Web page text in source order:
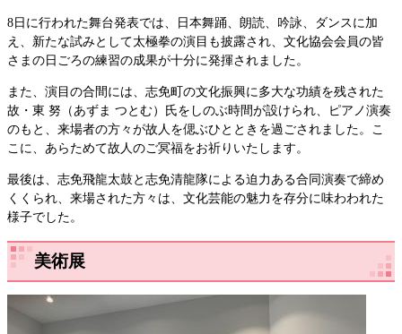
8日に行われた舞台発表では、日本舞踊、朗読、吟詠、ダンスに加
え、新たな試みとして太極拳の演目も披露され、文化協会会員の皆
さまの日ごろの練習の成果が十分に発揮されました。
また、演目の合間には、志免町の文化振興に多大な功績を残された
故・東 努（あずま つとむ）氏をしのぶ時間が設けられ、ピアノ演奏
のもと、来場者の方々が故人を偲ぶひとときを過ごされました。こ
こに、あらためて故人のご冥福をお祈りいたします。
最後は、志免飛龍太鼓と志免清龍隊による迫力ある合同演奏で締め
くくられ、来場された方々は、文化芸能の魅力を存分に味わわれた
様子でした。
美術展